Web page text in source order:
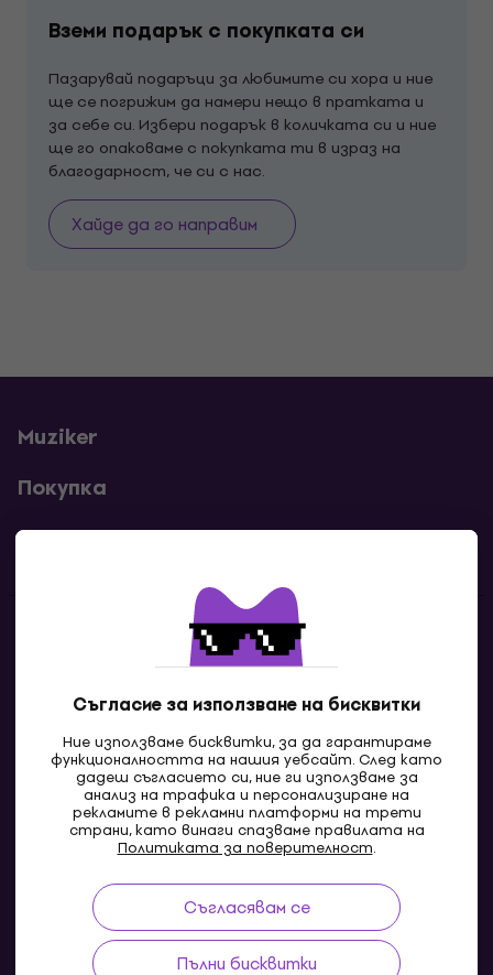
Съгласие за използване на бисквитки
Ние използваме бисквитки, за да гарантираме
функционалността на нашия уебсайт. След като
дадеш съгласието си, ние ги използваме за
анализ на трафика и персонализиране на
рекламите в рекламни платформи на трети
страни, като винаги спазваме правилата на
Политиката за поверителност.
Съгласявам се
Пълни бисквитки
Вземи подарък с покупката си
Пазарувай подаръци за любимите си хора и ние
ще се погрижим да намери нещо в пратката и
за себе си. Избери подарък в количката си и ние
ще го опаковаме с покупката ти в израз на
благодарност, че си с нас.
Хайде да го направим
Muziker
Покупка
Полезни линкове
Контакти
MK